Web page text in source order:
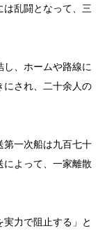
乱闘となって、三
、ホームや路線に
にされ、二十余人の
第一次船は九百七十
によって、一家離散
力で阻止する」と